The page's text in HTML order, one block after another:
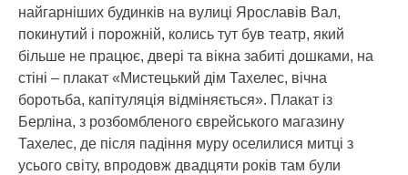
найгарніших будинків на вулиці Ярославів Вал,
покинутий і порожній, колись тут був театр, який
більше не працює, двері та вікна забиті дошками, на
стіні – плакат «Мистецький дім Тахелес, вічна
боротьба, капітуляція відміняється». Плакат із
Берліна, з розбомбленого єврейського магазину
Тахелес, де після падіння муру оселилися митці з
усього світу, впродовж двадцяти років там були